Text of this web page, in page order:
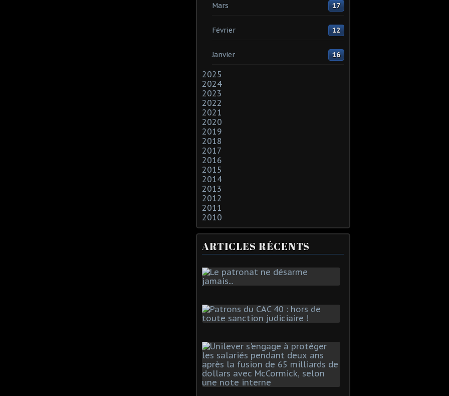
Mars 17
Février 12
Janvier 16
2025
2024
2023
2022
2021
2020
2019
2018
2017
2016
2015
2014
2013
2012
2011
2010
ARTICLES RÉCENTS